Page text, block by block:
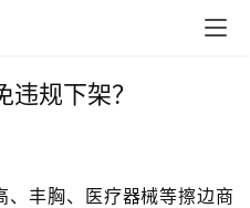
规下架？
、丰胸、医疗器械等擦边商